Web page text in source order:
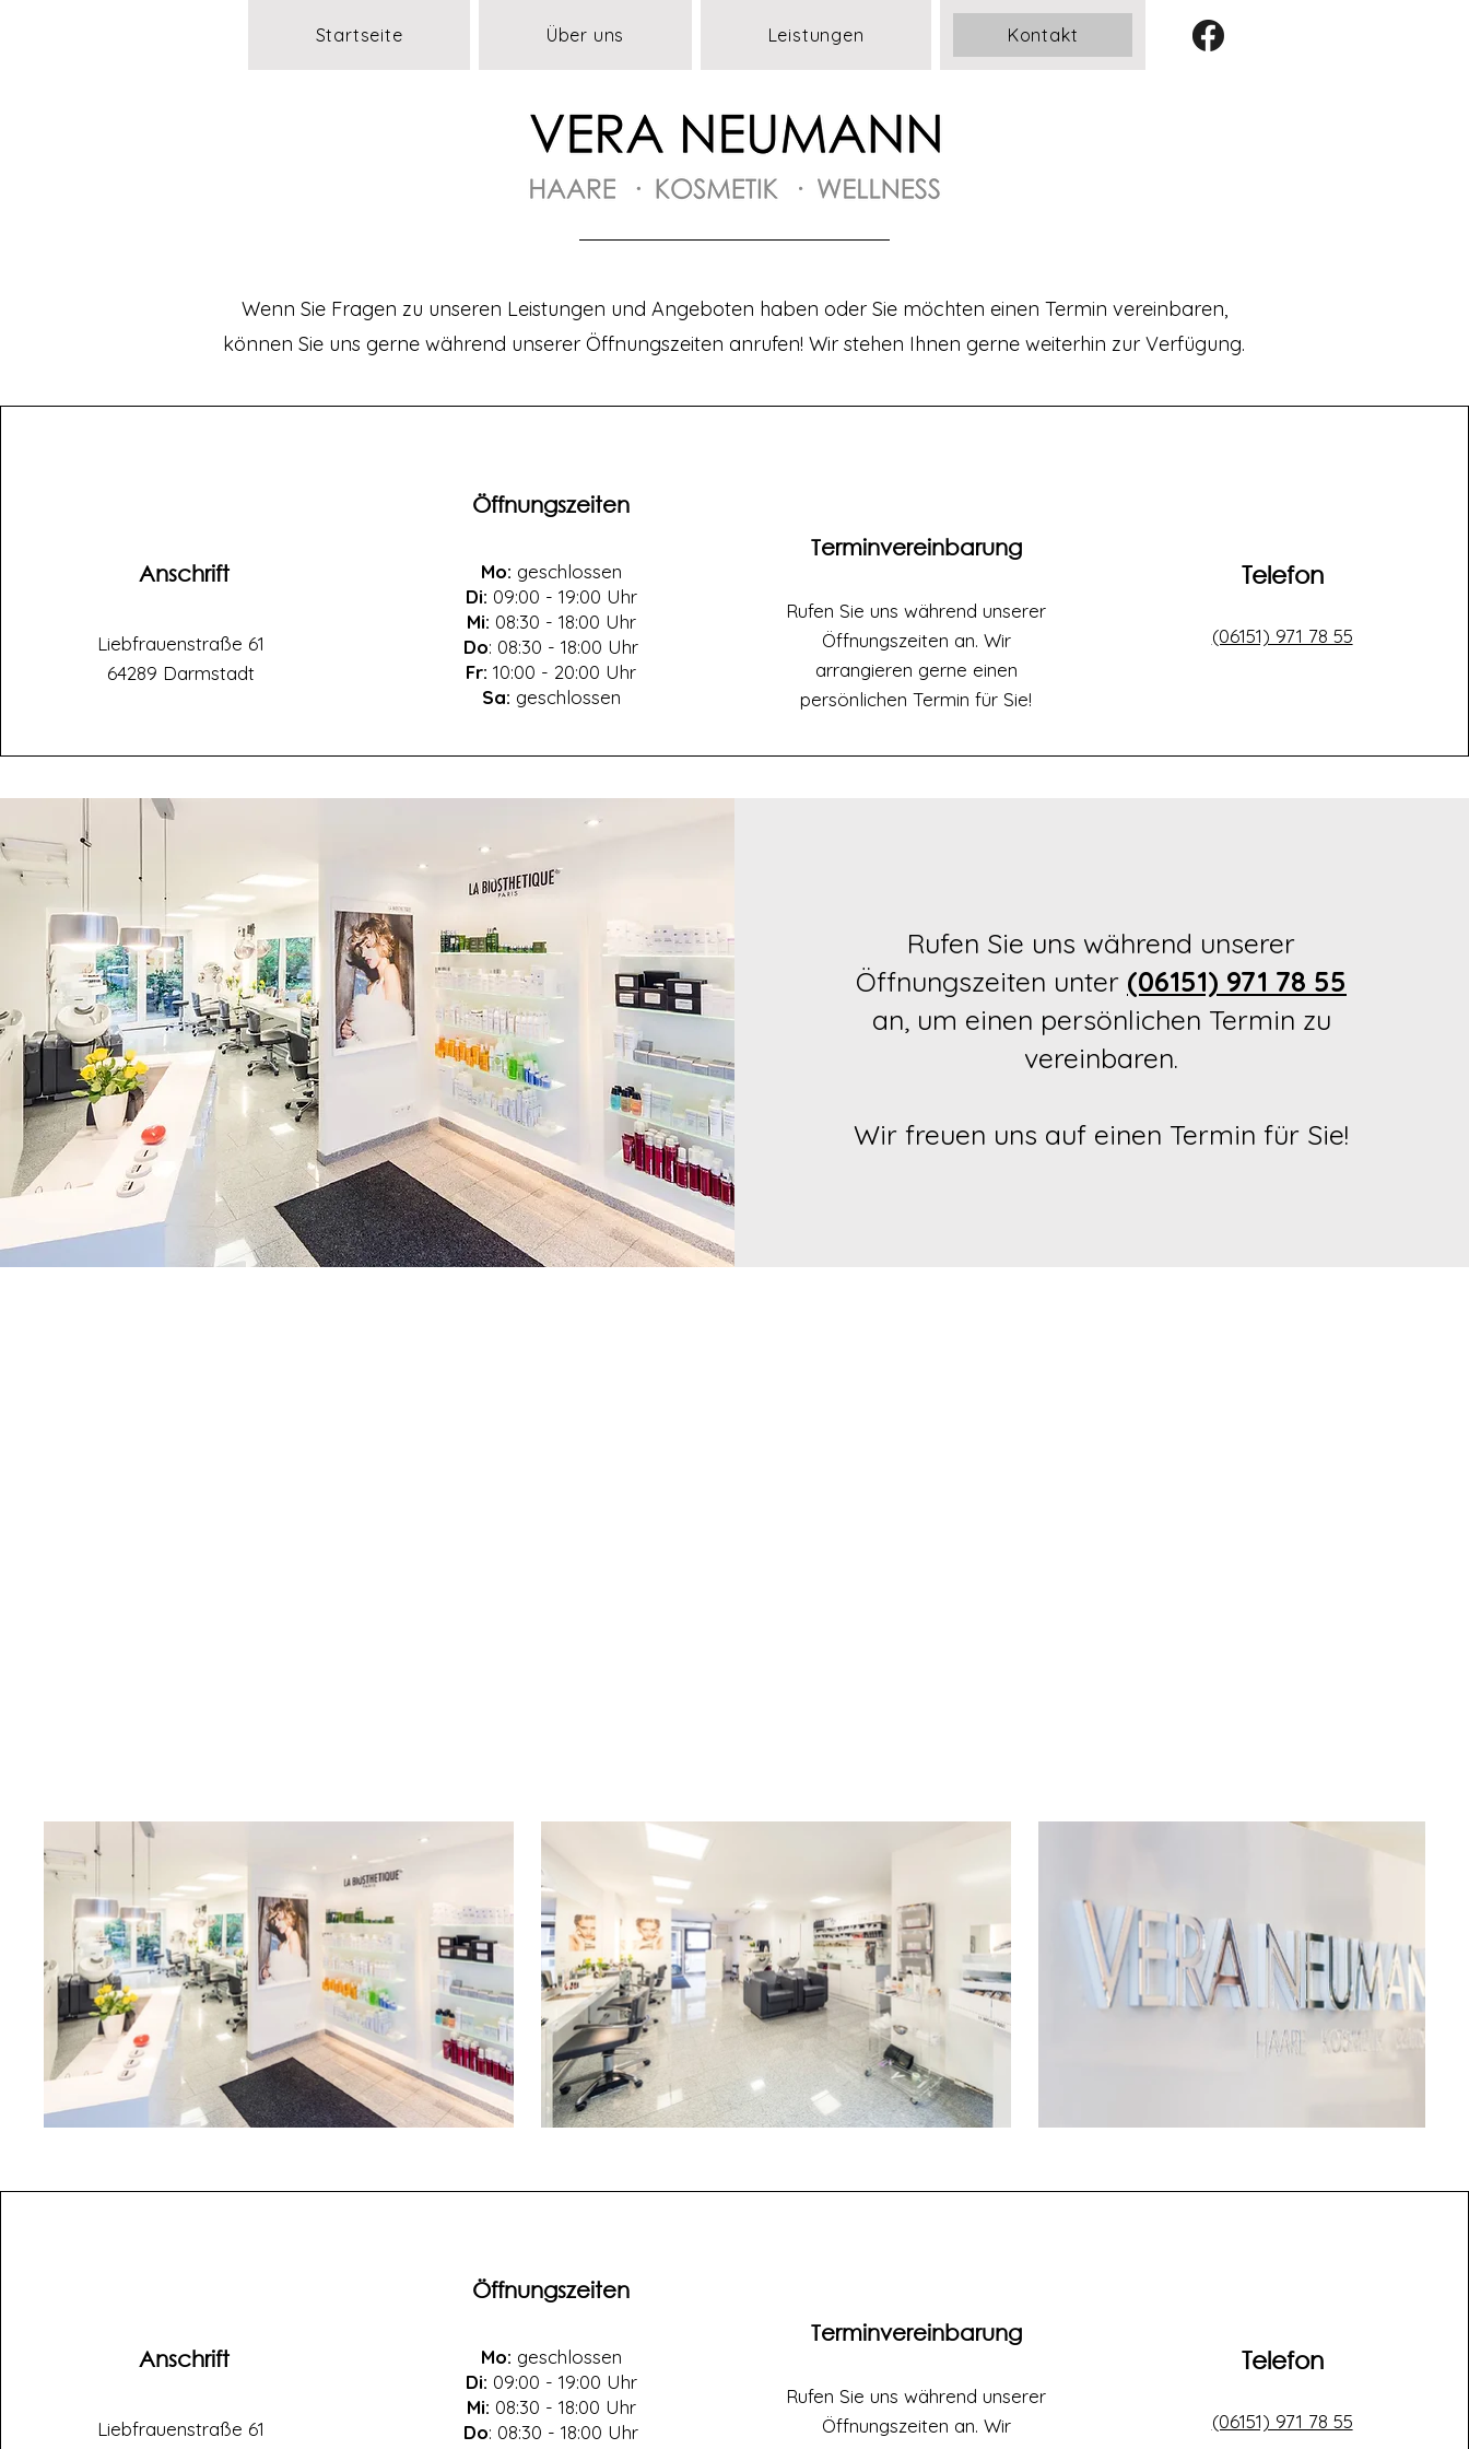
Startseite Über uns Leistungen Kontakt
Wenn Sie Fragen zu unseren Leistungen und Angeboten haben oder Sie möchten einen Termin vereinbaren,
können Sie uns gerne während unserer Öffnungszeiten anrufen! Wir stehen Ihnen gerne weiterhin zur Verfügung.
Anschrift
Liebfrauenstraße 61
64289 Darmstadt
Öffnungszeiten
Mo: geschlossen
Di: 09:00 - 19:00 Uhr
Mi: 08:30 - 18:00 Uhr
Do: 08:30 - 18:00 Uhr
Fr: 10:00 - 20:00 Uhr
Sa: geschlossen
Terminvereinbarung
Rufen Sie uns während unserer
Öffnungszeiten an. Wir
arrangieren gerne einen
persönlichen Termin für Sie!
Telefon
(06151) 971 78 55
Rufen Sie uns während unserer
Öffnungszeiten unter (06151) 971 78 55
an, um einen persönlichen Termin zu
vereinbaren.
Wir freuen uns auf einen Termin für Sie!
Anschrift
Liebfrauenstraße 61
Öffnungszeiten
Mo: geschlossen
Di: 09:00 - 19:00 Uhr
Mi: 08:30 - 18:00 Uhr
Do: 08:30 - 18:00 Uhr
Terminvereinbarung
Rufen Sie uns während unserer
Öffnungszeiten an. Wir
Telefon
(06151) 971 78 55